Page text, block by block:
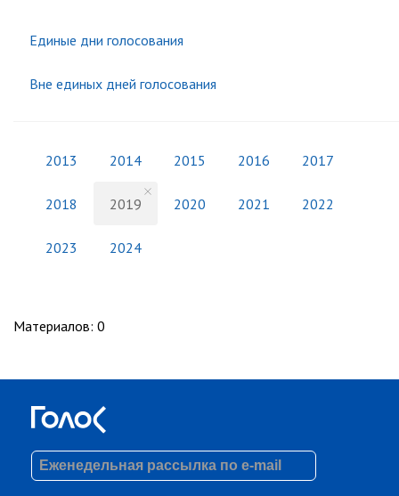
Единые дни голосования
Вне единых дней голосования
2013 2014 2015 2016 2017
2018 2019 2020 2021 2022
2023 2024
Материалов: 0